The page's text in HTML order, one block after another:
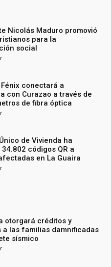
Nicolás Maduro promovió
para la
social
conectará a
con Curazao a través de
de fibra óptica
de Vivienda ha
códigos QR a
en La Guaira
otorgará créditos y
a las familias damnificadas
sísmico